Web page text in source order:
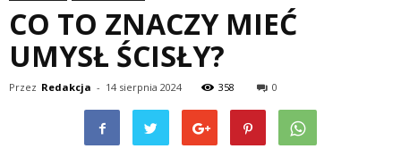
CO TO ZNACZY MIEĆ
UMYSŁ ŚCISŁY?
Przez Redakcja - 14 sierpnia 2024 358 0